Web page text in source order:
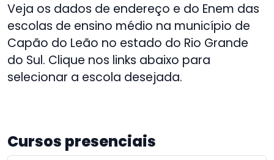
Veja os dados de endereço e do Enem das
escolas de ensino médio na município de
Capão do Leão no estado do Rio Grande
do Sul. Clique nos links abaixo para
selecionar a escola desejada.
Cursos presenciais